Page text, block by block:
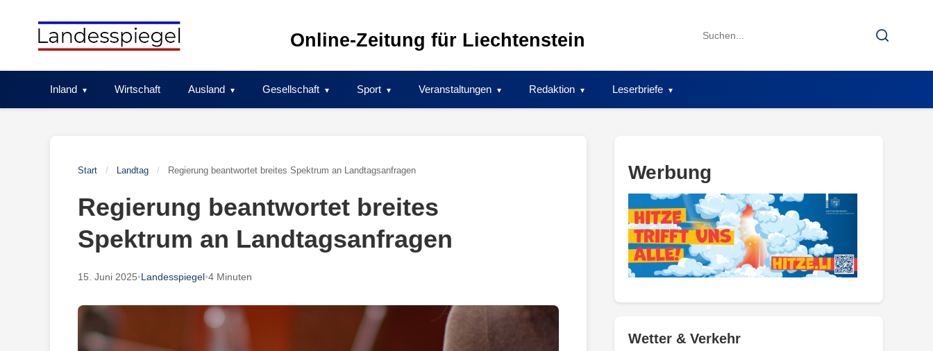
Online-Zeitung für Liechtenstein
Search
Search
Inland Wirtschaft Ausland Gesellschaft Sport Veranstaltungen Redaktion Leserbriefe
Start / Landtag / Regierung beantwortet breites Spektrum an Landtagsanfragen
Regierung beantwortet breites
Spektrum an Landtagsanfragen
15. Juni 2025•Landesspiegel•4 Minuten
Werbung
Wetter & Verkehr